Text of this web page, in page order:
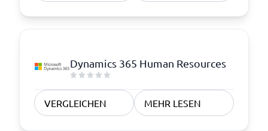
Dynamics 365 Human Resources
VERGLEICHEN MEHR LESEN